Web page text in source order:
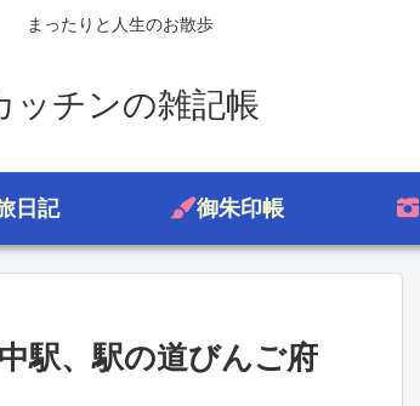
まったりと人生のお散歩
ッチンの雑記帳
日記 御朱印帳
駅、駅の道びんご府